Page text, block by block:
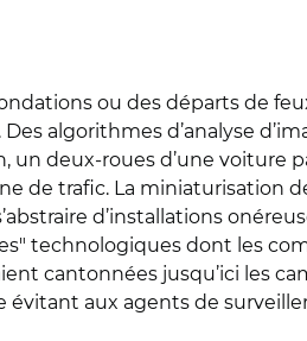
ou des départs de
algorithmes d’analyse
deux-roues d’une voiture
de trafic. La miniaturisation
d’installations
technologiques dont les
cantonnées jusqu’ici les
aux agents de